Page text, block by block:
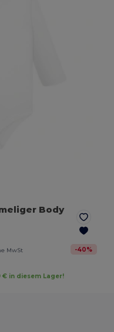
Body
MwSt -40%
€ in diesem Lager!